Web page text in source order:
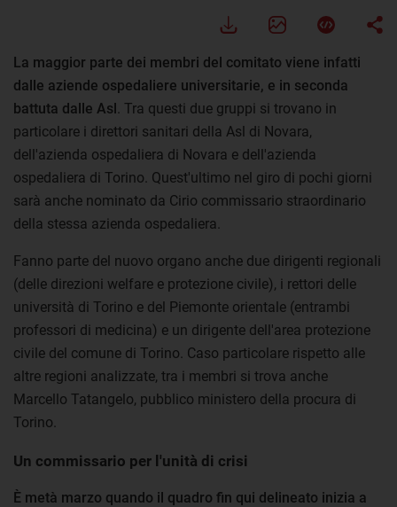
La maggior parte dei membri del comitato viene infatti
dalle aziende ospedaliere universitarie, e in seconda
battuta dalle Asl . Tra questi due gruppi si trovano in
particolare i direttori sanitari della Asl di Novara,
dell'azienda ospedaliera di Novara e dell'azienda
ospedaliera di Torino. Quest'ultimo nel giro di pochi giorni
sarà anche nominato da Cirio commissario straordinario
della stessa azienda ospedaliera.
Fanno parte del nuovo organo anche due dirigenti regionali
(delle direzioni welfare e protezione civile), i rettori delle
università di Torino e del Piemonte orientale (entrambi
professori di medicina) e un dirigente dell'area protezione
civile del comune di Torino. Caso particolare rispetto alle
altre regioni analizzate, tra i membri si trova anche
Marcello Tatangelo, pubblico ministero della procura di
Torino.
Un commissario per l'unità di crisi
È metà marzo quando il quadro fin qui delineato inizia a